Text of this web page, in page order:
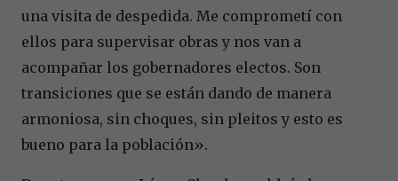
una visita de despedida. Me comprometí con
ellos para supervisar obras y nos van a
acompañar los gobernadores electos. Son
transiciones que se están dando de manera
armoniosa, sin choques, sin pleitos y esto es
bueno para la población».